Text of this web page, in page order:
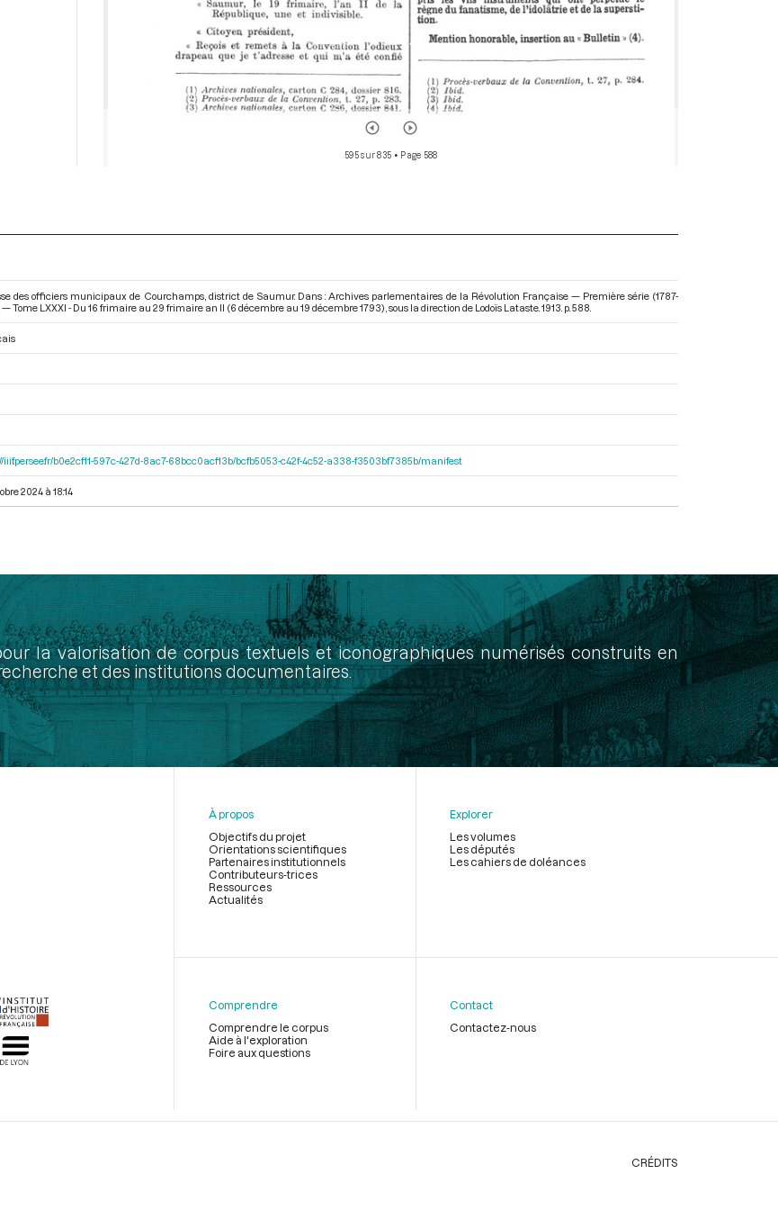
595 sur 835 • Page 588
des officiers municipaux de Courchamps, district de Saumur. Dans : Archives parlementaires de la Révolution Française — Première série (1787-
— Tome LXXXI - Du 16 frimaire au 29 frimaire an II (6 décembre au 19 décembre 1793) , sous la direction de Lodoïs Lataste. 1913. p. 588.
iiif.persee.fr/b0e2cf11-597c-427d-8ac7-68bcc0acf13b/bcfb5053-c42f-4c52-a338-f3503bf7385b/manifest
2024 à 18:14
la valorisation de corpus textuels et iconographiques numérisés construits en
et des institutions documentaires.
page
À propos
Objectifs du projet
Orientations scientifiques
Partenaires institutionnels
Contributeurs-trices
Ressources
Actualités
Explorer
Les volumes
Les députés
Les cahiers de doléances
Comprendre
Comprendre le corpus
Aide à l'exploration
Foire aux questions
Contact
Contactez-nous
CRÉDITS